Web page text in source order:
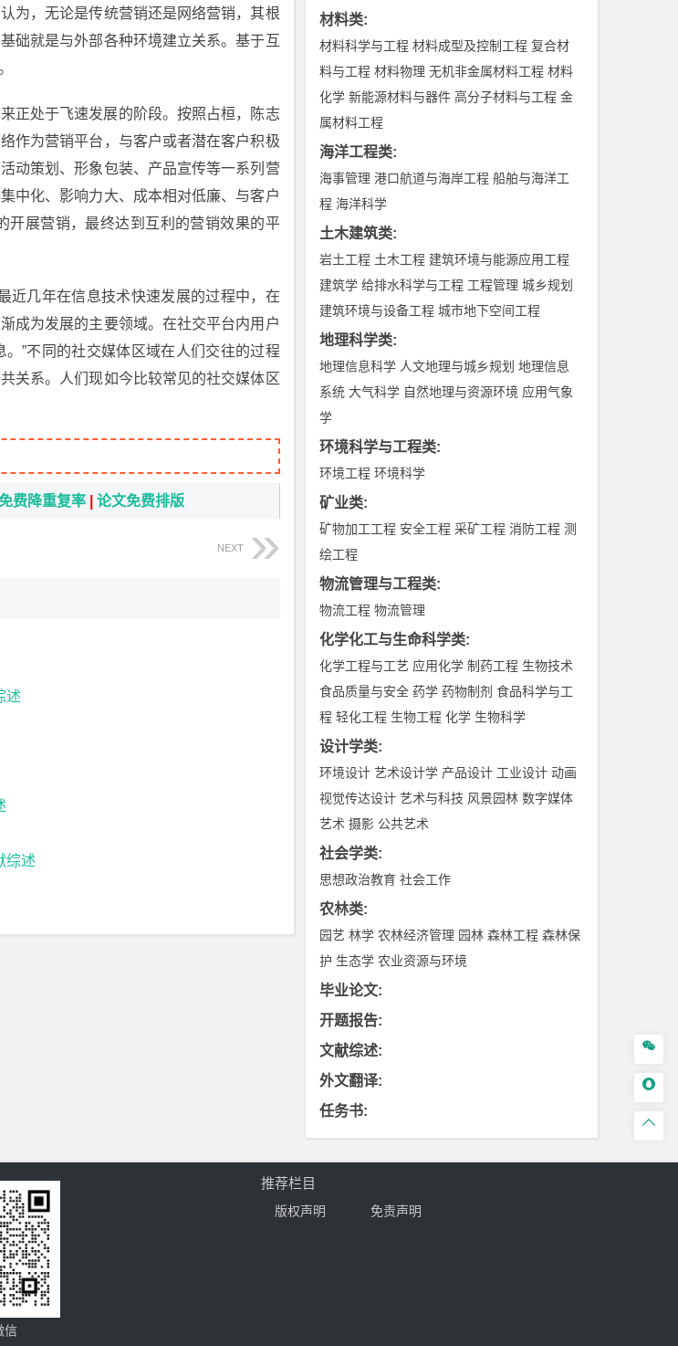
为，无论是传统营销还是网络营销，其根
础就是与外部各种环境建立关系。基于互
正处于飞速发展的阶段。按照占桓，陈志
作为营销平台，与客户或者潜在客户积极
动策划、形象包装、产品宣传等一系列营
中化、影响力大、成本相对低廉、与客户
开展营销，最终达到互利的营销效果的平
近几年在信息技术快速发展的过程中，在
成为发展的主要领域。在社交平台内用户
”不同的社交媒体区域在人们交往的过程
关系。人们现如今比较常见的社交媒体区
费降重复率 论文免费排版
NEXT
述
综述
材料类:
材料科学与工程 材料成型及控制工程 复合材
料与工程 材料物理 无机非金属材料工程 材料
化学 新能源材料与器件 高分子材料与工程 金
属材料工程
海洋工程类:
海事管理 港口航道与海岸工程 船舶与海洋工
程 海洋科学
土木建筑类:
岩土工程 土木工程 建筑环境与能源应用工程
建筑学 给排水科学与工程 工程管理 城乡规划
建筑环境与设备工程 城市地下空间工程
地理科学类:
地理信息科学 人文地理与城乡规划 地理信息
系统 大气科学 自然地理与资源环境 应用气象
学
环境科学与工程类:
环境工程 环境科学
矿业类:
矿物加工工程 安全工程 采矿工程 消防工程 测
绘工程
物流管理与工程类:
物流工程 物流管理
化学化工与生命科学类:
化学工程与工艺 应用化学 制药工程 生物技术
食品质量与安全 药学 药物制剂 食品科学与工
程 轻化工程 生物工程 化学 生物科学
设计学类:
环境设计 艺术设计学 产品设计 工业设计 动画
视觉传达设计 艺术与科技 风景园林 数字媒体
艺术 摄影 公共艺术
社会学类:
思想政治教育 社会工作
农林类:
园艺 林学 农林经济管理 园林 森林工程 森林保
护 生态学 农业资源与环境
毕业论文:
开题报告:
文献综述:
外文翻译:
任务书:



信
推荐栏目
版权声明 免责声明